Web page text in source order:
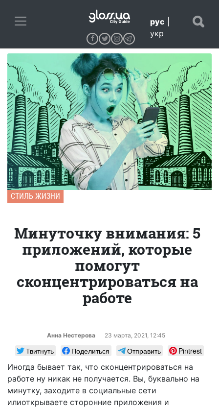
рус
укр
СТИЛЬ ЖИЗНИ
Минуточку внимания: 5
приложений, которые
помогут
сконцентрироваться на
работе
Анна Нестерова 23 марта, 2021, 12:45
Твитнуть Поделиться Отправить
Pintrest
Иногда бывает так, что сконцентрироваться на
работе ну никак не получается. Вы, буквально на
минутку, заходите в социальные сети
илиоткрываете сторонние приложения и